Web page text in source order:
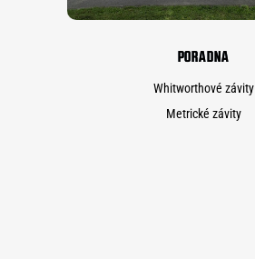
PORADNA
Whitworthové závity
Metrické závity